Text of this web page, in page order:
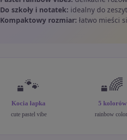
Do szkoły i notatek: idealny do
Kompaktowy rozmiar: łatwo mieści
🐾
Kocia łapka
cute pastel vibe
🌈
5 kolorów
rainbow